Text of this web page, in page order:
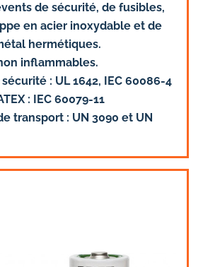
de sécurité, de fusibles,
en acier inoxydable et de
hermétiques.
inflammables.
: UL 1642, IEC 60086-4
: IEC 60079-11
transport : UN 3090 et UN